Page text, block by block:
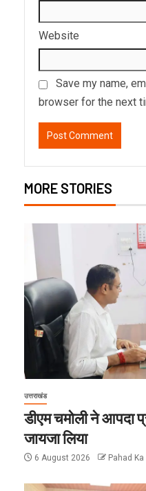
Website
Save my name,
browser for the next
MORE STORIES
उत्तराखंड
डीएम चमोली ने आपदा
जायजा लिया
6 August 2026 Pahad